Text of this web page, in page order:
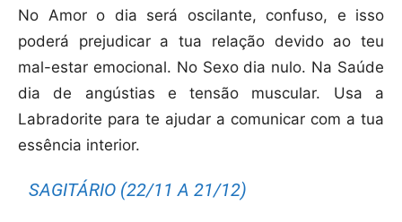
No Amor o dia será oscilante, confuso, e isso
poderá prejudicar a tua relação devido ao teu
mal-estar emocional. No Sexo dia nulo. Na Saúde
dia de angústias e tensão muscular. Usa a
Labradorite para te ajudar a comunicar com a tua
essência interior.
SAGITÁRIO (22/11 A 21/12)